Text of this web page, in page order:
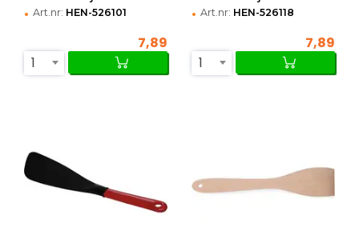
• Art.nr: HEN-526101
7,89
1
• Art.nr: HEN-526118
7,89
1